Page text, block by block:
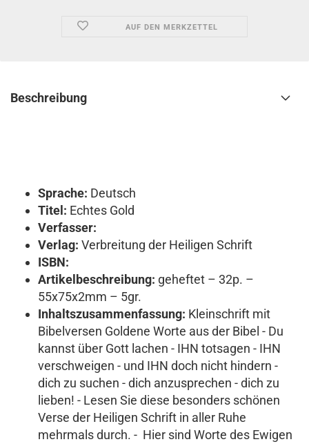
AUF DEN MERKZETTEL
Beschreibung
Sprache: Deutsch
Titel: Echtes Gold
Verfasser:
Verlag: Verbreitung der Heiligen Schrift
ISBN:
Artikelbeschreibung: geheftet – 32p. –
55x75x2mm – 5gr.
Inhaltszusammenfassung: Kleinschrift mit
Bibelversen Goldene Worte aus der Bibel - Du
kannst über Gott lachen - IHN totsagen - IHN
verschweigen - und IHN doch nicht hindern -
dich zu suchen - dich anzusprechen - dich zu
lieben! - Lesen Sie diese besonders schönen
Verse der Heiligen Schrift in aller Ruhe
mehrmals durch. - Hier sind Worte des Ewigen